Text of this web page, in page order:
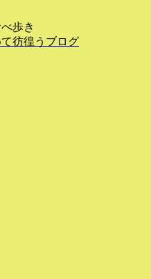
歩き
彷徨うブログ